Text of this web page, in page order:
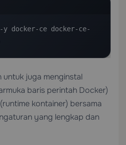
docker-ce docker-ce-
untuk juga menginstal
baris perintah Docker)
(runtime kontainer) bersama
yang lengkap dan